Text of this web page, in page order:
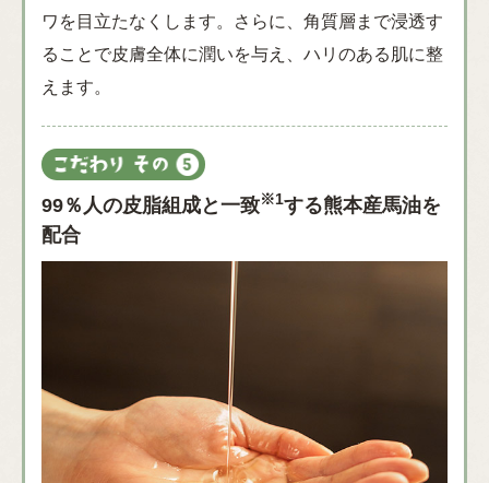
ワを目立たなくします。さらに、角質層まで浸透す
ることで皮膚全体に潤いを与え、ハリのある肌に整
えます。
99％人の皮脂組成と一致※1する熊本産馬油を
配合